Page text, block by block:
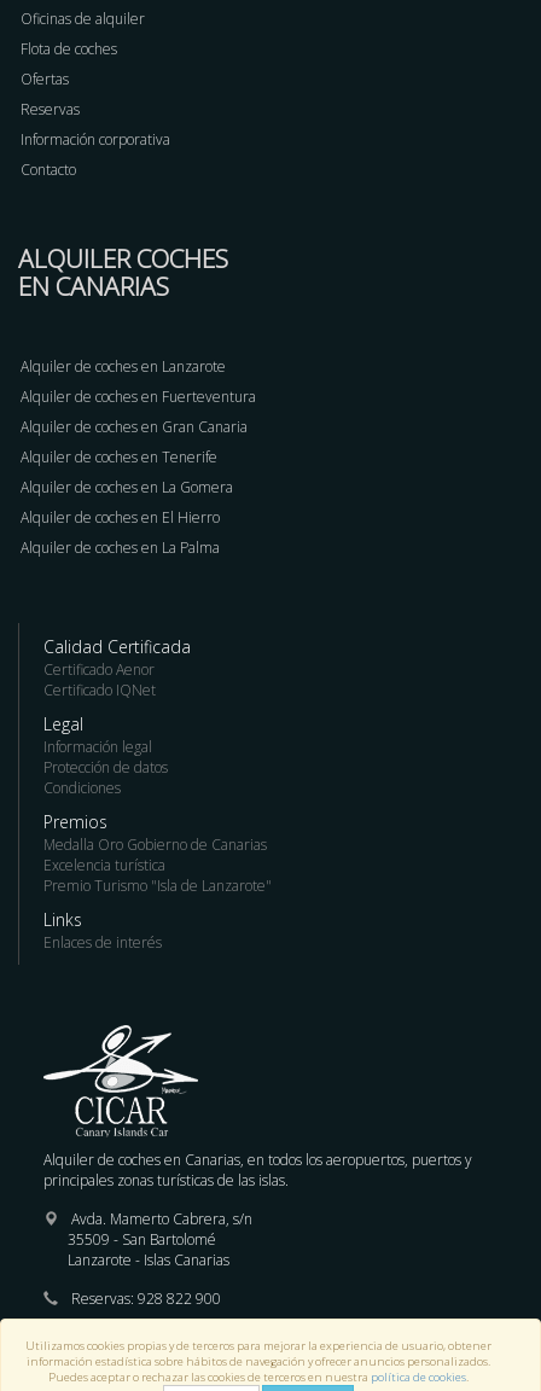
Oficinas de alquiler
Flota de coches
Ofertas
Reservas
Información corporativa
Contacto
ALQUILER COCHES
EN CANARIAS
Alquiler de coches en Lanzarote
Alquiler de coches en Fuerteventura
Alquiler de coches en Gran Canaria
Alquiler de coches en Tenerife
Alquiler de coches en La Gomera
Alquiler de coches en El Hierro
Alquiler de coches en La Palma
Calidad Certificada
Certificado Aenor
Certificado IQNet
Legal
Información legal
Protección de datos
Condiciones
Premios
Medalla Oro Gobierno de Canarias
Excelencia turística
Premio Turismo "Isla de Lanzarote"
Links
Enlaces de interés
Alquiler de coches en Canarias, en todos los aeropuertos, puertos y
principales zonas turísticas de las islas.
Avda. Mamerto Cabrera, s/n
35509 - San Bartolomé
Lanzarote - Islas Canarias
Reservas: 928 822 900
E-mail :
reservas@cicar.com
Utilizamos cookies propias y de terceros para mejorar la experiencia de usuario, obtener
información estadística sobre hábitos de navegación y ofrecer anuncios personalizados.
Puedes aceptar o rechazar las cookies de terceros en nuestra política de cookies.